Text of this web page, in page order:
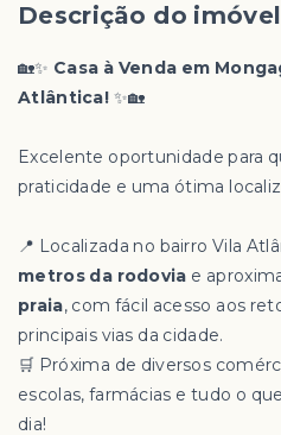
Descrição do imóvel
🏡✨ Casa à Venda em
Atlântica! ✨🏡
Excelente oportunidade para
praticidade e uma ótima
📍 Localizada no bairro Vila
metros da rodovia e
praia, com fácil acesso aos
principais vias da cidade.
🛒 Próxima de diversos
escolas, farmácias e tudo o
dia!